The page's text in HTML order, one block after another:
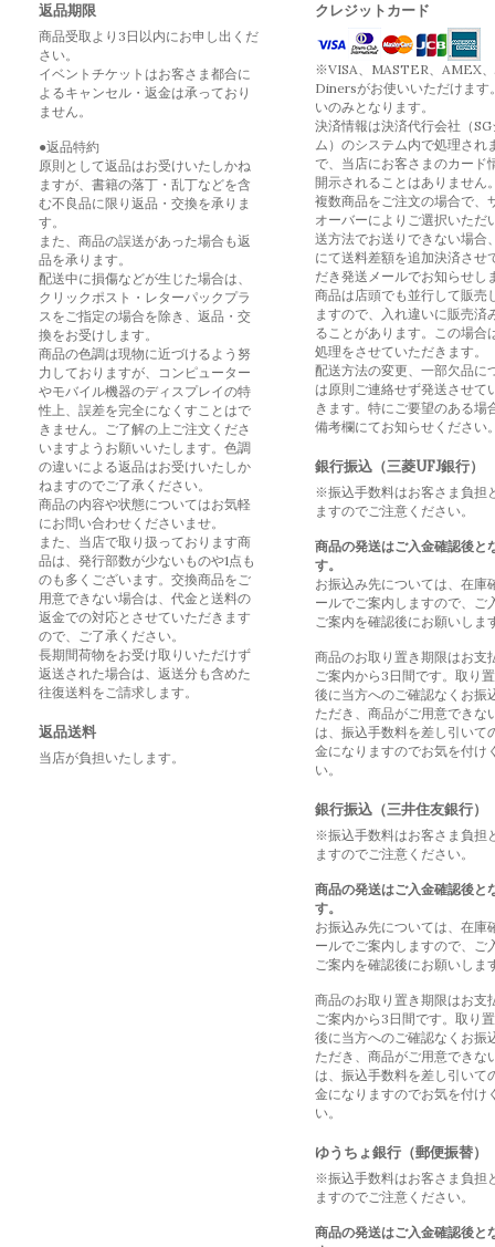
返品期限
商品受取より3日以内にお申し出くだ
さい。
イベントチケットはお客さま都合に
よるキャンセル・返金は承っており
ません。
●返品特約
原則として返品はお受けいたしかね
ますが、書籍の落丁・乱丁などを含
む不良品に限り返品・交換を承りま
す。
また、商品の誤送があった場合も返
品を承ります。
配送中に損傷などが生じた場合は、
クリックポスト・レターパックプラ
スをご指定の場合を除き、返品・交
換をお受けします。
商品の色調は現物に近づけるよう努
力しておりますが、コンピューター
やモバイル機器のディスプレイの特
性上、誤差を完全になくすことはで
きません。ご了解の上ご注文くださ
いますようお願いいたします。色調
の違いによる返品はお受けいたしか
ねますのでご了承ください。
商品の内容や状態についてはお気軽
にお問い合わせくださいませ。
また、当店で取り扱っております商
品は、発行部数が少ないものや1点も
のも多くございます。交換商品をご
用意できない場合は、代金と送料の
返金での対応とさせていただきます
ので、ご了承ください。
長期間荷物をお受け取りいただけず
返送された場合は、返送分も含めた
往復送料をご請求します。
返品送料
当店が負担いたします。
クレジットカード
※VISA、MASTER、AMEX、
Dinersがお使いいただけます
いのみとなります。
決済情報は決済代行会社（
ム）のシステム内で処理され
で、当店にお客さまのカード
開示されることはありません
複数商品をご注文の場合で、
オーバーによりご選択いただ
送方法でお送りできない場合
にて送料差額を追加決済させ
だき発送メールでお知らせし
商品は店頭でも並行して販売
ますので、入れ違いに販売済
ることがあります。この場合
処理をさせていただきます。
配送方法の変更、一部欠品に
は原則ご連絡せず発送させて
きます。特にご要望のある場
備考欄にてお知らせください
銀行振込（三菱UFJ銀行）
※振込手数料はお客さま負担
ますのでご注意ください。
商品の発送はご入金確認後と
す。
お振込み先については、在庫
ールでご案内しますので、ご
ご案内を確認後にお願いしま
商品のお取り置き期限はお支
ご案内から3日間です。取り
後に当方へのご確認なくお振
ただき、商品がご用意できな
は、振込手数料を差し引いて
金になりますのでお気を付け
い。
銀行振込（三井住友銀行）
※振込手数料はお客さま負担
ますのでご注意ください。
商品の発送はご入金確認後と
す。
お振込み先については、在庫
ールでご案内しますので、ご
ご案内を確認後にお願いしま
商品のお取り置き期限はお支
ご案内から3日間です。取り
後に当方へのご確認なくお振
ただき、商品がご用意できな
は、振込手数料を差し引いて
金になりますのでお気を付け
い。
ゆうちょ銀行（郵便振替）
※振込手数料はお客さま負担
ますのでご注意ください。
商品の発送はご入金確認後と